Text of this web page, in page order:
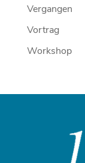
Vergangen
Vortrag
Workshop